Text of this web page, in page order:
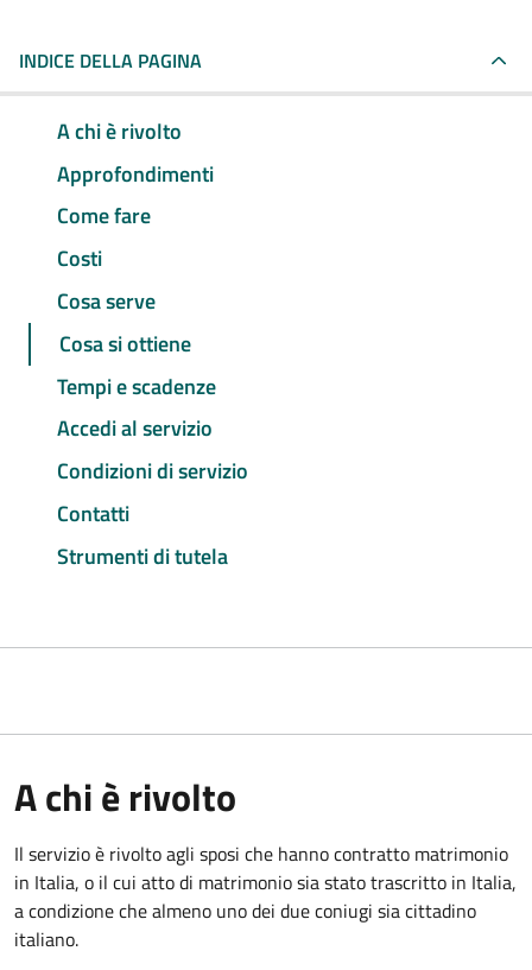
INDICE DELLA PAGINA
A chi è rivolto
Approfondimenti
Come fare
Costi
Cosa serve
Cosa si ottiene
Tempi e scadenze
Accedi al servizio
Condizioni di servizio
Contatti
Strumenti di tutela
A chi è rivolto
Il servizio è rivolto agli sposi che hanno contratto matrimonio
in Italia, o il cui atto di matrimonio sia stato trascritto in Italia,
a condizione che almeno uno dei due coniugi sia cittadino
italiano.